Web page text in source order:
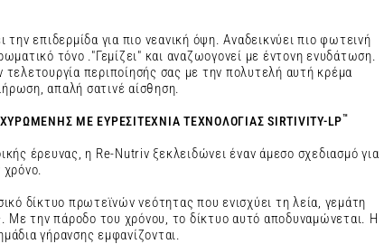
την επιδερμίδα για πιο νεανική όψη. Αναδεικνύει πιο φωτεινή
τόνο ."Γεμίζει" και αναζωογονεί με έντονη ενυδάτωση.
τελετουργία περιποίησής σας με την πολυτελή αυτή κρέμα
απαλή σατινέ αίσθηση.
ΜΕ ΕΥΡΕΣΙΤΕΧΝΙΑ ΤΕΧΝΟΛΟΓΙΑΣ SIRTIVITY-LP™
έρευνας, η Re-Nutriv ξεκλειδώνει έναν άμεσο σχεδιασμό για
χρόνο.
δίκτυο πρωτεϊνών νεότητας που ενισχύει τη λεία, γεμάτη
Με την πάροδο του χρόνου, το δίκτυο αυτό αποδυναμώνεται. Η
γήρανσης εμφανίζονται.